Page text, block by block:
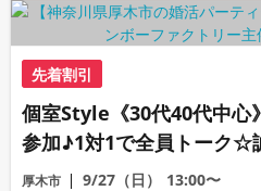
先着割引
個室Style《30代40代中心
参加♪1対1で全員トーク☆
活パーティー
厚木市 9/27（日） 13:00〜